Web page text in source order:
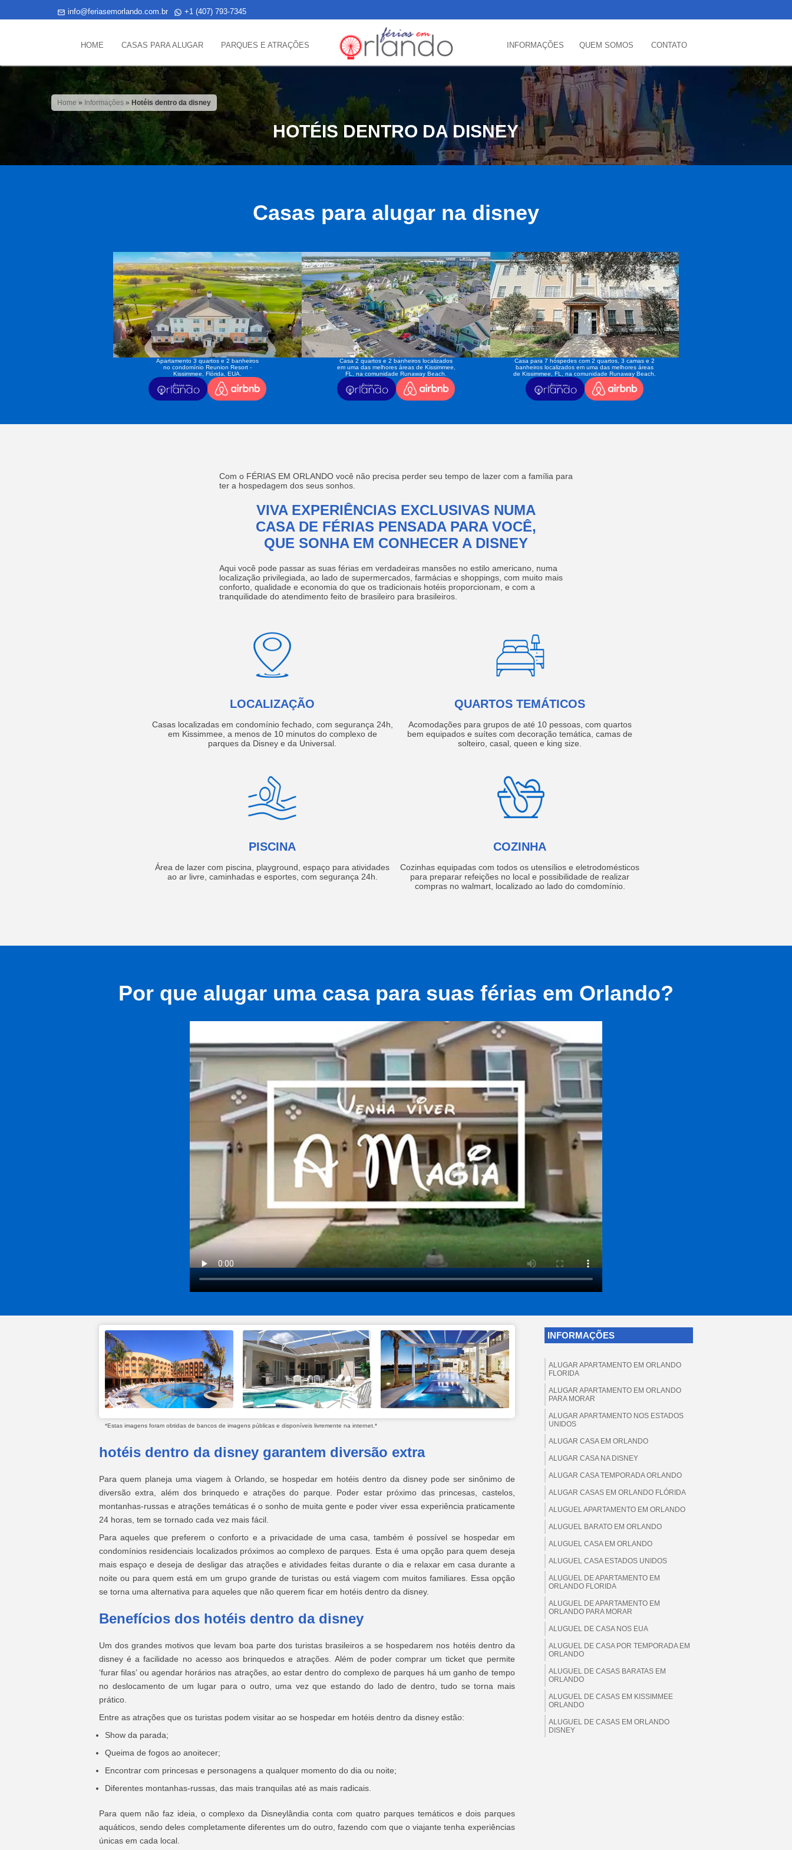
info@feriasemorlando.com.br +1 (407) 793-7345
HOME CASAS PARA ALUGAR PARQUES E ATRAÇÕES INFORMAÇÕES QUEM SOMOS CONTATO
Home » Informações » Hotéis dentro da disney
HOTÉIS DENTRO DA DISNEY
Casas para alugar na disney
Apartamento 3 quartos e 2 banheiros
no condomínio Reunion Resort -
Kissimmee, Flórida, EUA.
Casa 2 quartos e 2 banheiros localizados
em uma das melhores áreas de Kissimmee,
FL, na comunidade Runaway Beach.
Casa para 7 hóspedes com 2 quartos, 3 camas e 2
banheiros localizados em uma das melhores áreas
de Kissimmee, FL, na comunidade Runaway Beach.
Com o FÉRIAS EM ORLANDO você não precisa perder seu tempo de lazer com a família para
ter a hospedagem dos seus sonhos.
VIVA EXPERIÊNCIAS EXCLUSIVAS NUMA
CASA DE FÉRIAS PENSADA PARA VOCÊ,
QUE SONHA EM CONHECER A DISNEY
Aqui você pode passar as suas férias em verdadeiras mansões no estilo americano, numa
localização privilegiada, ao lado de supermercados, farmácias e shoppings, com muito mais
conforto, qualidade e economia do que os tradicionais hotéis proporcionam, e com a
tranquilidade do atendimento feito de brasileiro para brasileiros.
LOCALIZAÇÃO
Casas localizadas em condomínio fechado, com segurança 24h,
em Kissimmee, a menos de 10 minutos do complexo de
parques da Disney e da Universal.
QUARTOS TEMÁTICOS
Acomodações para grupos de até 10 pessoas, com quartos
bem equipados e suítes com decoração temática, camas de
solteiro, casal, queen e king size.
PISCINA
Área de lazer com piscina, playground, espaço para atividades
ao ar livre, caminhadas e esportes, com segurança 24h.
COZINHA
Cozinhas equipadas com todos os utensílios e eletrodomésticos
para preparar refeições no local e possibilidade de realizar
compras no walmart, localizado ao lado do comdomínio.
Por que alugar uma casa para suas férias em Orlando?
*Estas imagens foram obtidas de bancos de imagens públicas e disponíveis livremente na internet.*
hotéis dentro da disney garantem diversão extra
Para quem planeja uma viagem à Orlando, se hospedar em hotéis dentro da disney pode ser sinônimo de
diversão extra, além dos brinquedo e atrações do parque. Poder estar próximo das princesas, castelos,
montanhas-russas e atrações temáticas é o sonho de muita gente e poder viver essa experiência praticamente
24 horas, tem se tornado cada vez mais fácil.
Para aqueles que preferem o conforto e a privacidade de uma casa, também é possível se hospedar em
condomínios residenciais localizados próximos ao complexo de parques. Esta é uma opção para quem deseja
mais espaço e deseja de desligar das atrações e atividades feitas durante o dia e relaxar em casa durante a
noite ou para quem está em um grupo grande de turistas ou está viagem com muitos familiares. Essa opção
se torna uma alternativa para aqueles que não querem ficar em hotéis dentro da disney.
Benefícios dos hotéis dentro da disney
Um dos grandes motivos que levam boa parte dos turistas brasileiros a se hospedarem nos hotéis dentro da
disney é a facilidade no acesso aos brinquedos e atrações. Além de poder comprar um ticket que permite
‘furar filas’ ou agendar horários nas atrações, ao estar dentro do complexo de parques há um ganho de tempo
no deslocamento de um lugar para o outro, uma vez que estando do lado de dentro, tudo se torna mais
prático.
Entre as atrações que os turistas podem visitar ao se hospedar em hotéis dentro da disney estão:
Show da parada;
Queima de fogos ao anoitecer;
Encontrar com princesas e personagens a qualquer momento do dia ou noite;
Diferentes montanhas-russas, das mais tranquilas até as mais radicais.
Para quem não faz ideia, o complexo da Disneylândia conta com quatro parques temáticos e dois parques
aquáticos, sendo deles completamente diferentes um do outro, fazendo com que o viajante tenha experiências
únicas em cada local.
INFORMAÇÕES
ALUGAR APARTAMENTO EM ORLANDO
FLORIDA
ALUGAR APARTAMENTO EM ORLANDO
PARA MORAR
ALUGAR APARTAMENTO NOS ESTADOS
UNIDOS
ALUGAR CASA EM ORLANDO
ALUGAR CASA NA DISNEY
ALUGAR CASA TEMPORADA ORLANDO
ALUGAR CASAS EM ORLANDO FLÓRIDA
ALUGUEL APARTAMENTO EM ORLANDO
ALUGUEL BARATO EM ORLANDO
ALUGUEL CASA EM ORLANDO
ALUGUEL CASA ESTADOS UNIDOS
ALUGUEL DE APARTAMENTO EM
ORLANDO FLORIDA
ALUGUEL DE APARTAMENTO EM
ORLANDO PARA MORAR
ALUGUEL DE CASA NOS EUA
ALUGUEL DE CASA POR TEMPORADA EM
ORLANDO
ALUGUEL DE CASAS BARATAS EM
ORLANDO
ALUGUEL DE CASAS EM KISSIMMEE
ORLANDO
ALUGUEL DE CASAS EM ORLANDO
DISNEY